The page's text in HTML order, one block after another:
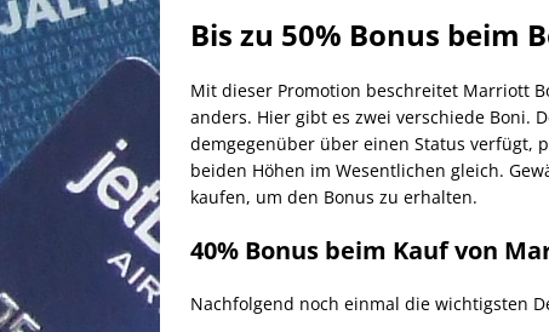
Bis zu 50% Bonus beim
Mit dieser Promotion beschreitet Marriott
anders. Hier gibt es zwei verschiede Boni.
demgegenüber über einen Status verfügt,
beiden Höhen im Wesentlichen gleich.
kaufen, um den Bonus zu erhalten.
40% Bonus beim Kauf von
Nachfolgend noch einmal die wichtigsten